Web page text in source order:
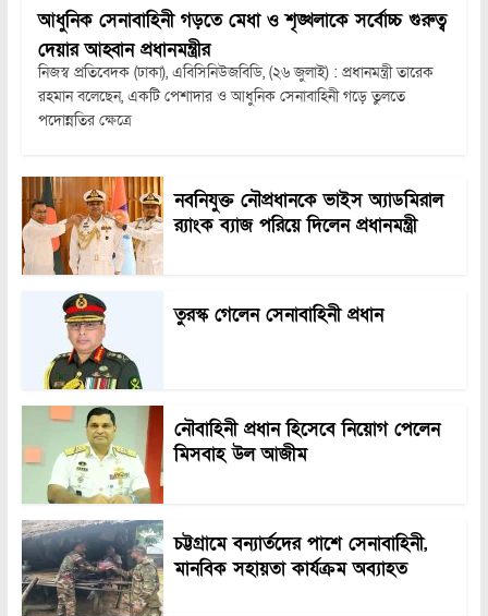
আধুনিক সেনাবাহিনী গড়তে মেধা ও শৃঙ্খলাকে সর্বোচ্চ গুরুত্ব
দেয়ার আহ্বান প্রধানমন্ত্রীর
নিজস্ব প্রতিবেদক (ঢাকা), এবিসিনিউজবিডি, (২৬ জুলাই) : প্রধানমন্ত্রী তারেক
রহমান বলেছেন, একটি পেশাদার ও আধুনিক সেনাবাহিনী গড়ে তুলতে
পদোন্নতির ক্ষেত্রে
নবনিযুক্ত নৌপ্রধানকে ভাইস অ্যাডমিরাল
র‍্যাংক ব্যাজ পরিয়ে দিলেন প্রধানমন্ত্রী
তুরস্ক গেলেন সেনাবাহিনী প্রধান
নৌবাহিনী প্রধান হিসেবে নিয়োগ পেলেন
মিসবাহ উল আজীম
চট্টগ্রামে বন্যার্তদের পাশে সেনাবাহিনী,
মানবিক সহায়তা কার্যক্রম অব্যাহত